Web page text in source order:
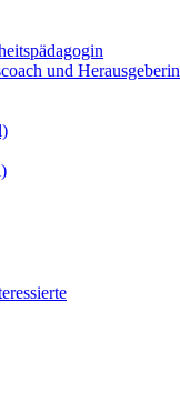
und Herausgeberin